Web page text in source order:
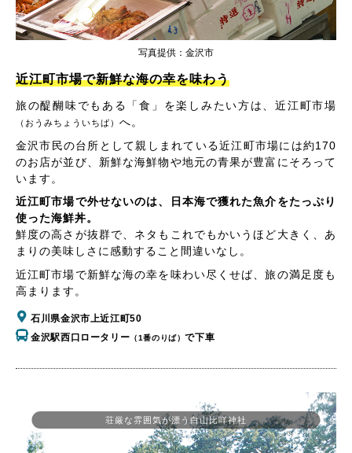
写真提供：金沢市
近江町市場で新鮮な海の幸を味わう
旅の醍醐味でもある「食」を楽しみたい方は、近江町市場
（おうみちょういちば） へ。
金沢市民の台所として親しまれている近江町市場には約170
のお店が並び、新鮮な海鮮物や地元の青果が豊富にそろって
います。
近江町市場で外せないのは、日本海で獲れた魚介をたっぷり
使った海鮮丼。
鮮度の高さが抜群で、ネタもこれでもかいうほど大きく、あ
まりの美味しさに感動すること間違いなし。
近江町市場で新鮮な海の幸を味わい尽くせば、旅の満足度も
高まります。
石川県金沢市上近江町50
金沢駅西口ロータリー （1番のりば）で下車
荘厳な雰囲気が漂う白山比咩神社